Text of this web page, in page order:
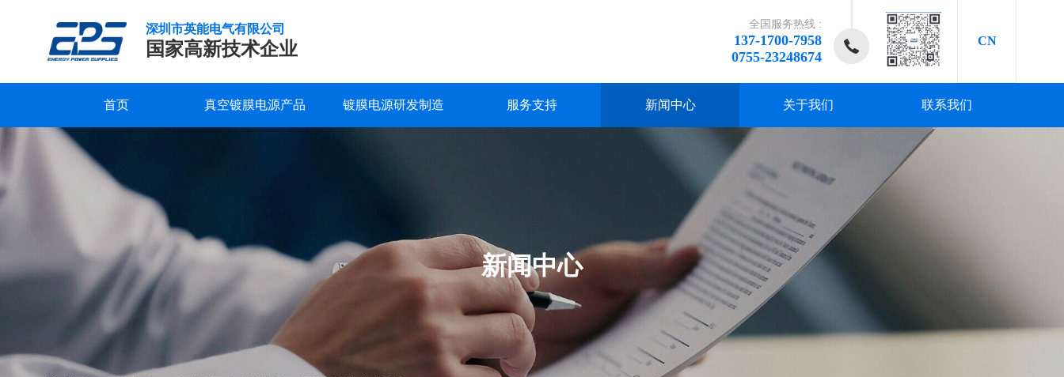
深圳市英能电气有限公司
国家高新技术企业
全国服务热线 :
137-1700-7958
0755-23248674
CN
首页 真空镀膜电源产品 镀膜电源研发制造
研发实力
品质保证
深圳市英能电气有限公司创立于2015年，是一家集真空镀膜电源的研发、
了解更多
服务支持
服务支持
下载中心
深圳市英能电气有限公司创立于2015年，是一家集真空镀膜电源的研发、
了解更多
新闻中心
公司新闻
深圳市英能电气有限公司创立于2015年，是一家集真空镀膜电源的研发、
了解更多
关于我们
公司概况
发展历程
深圳市英能电气有限公司创立于2015年，是一家集真空镀膜电源的研发、
了解更多
联系我们
联系我们
深圳市英能电气有限公司创立于2015年，是一家集真空镀膜电源的研发、
了解更多
镀
膜
境
么
新闻中心